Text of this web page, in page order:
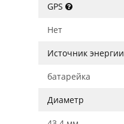
GPS
Нет
Источник энергии
батарейка
Диаметр